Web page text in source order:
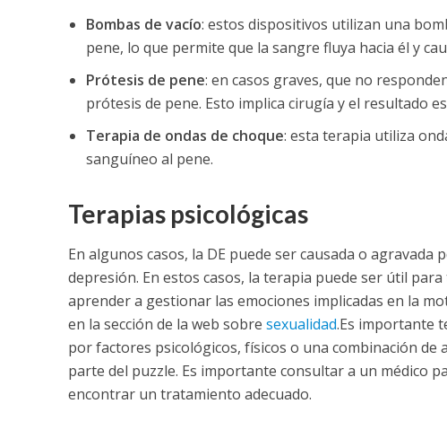
Bombas de vacío: estos dispositivos utilizan una
pene, lo que permite que la sangre fluya hacia él y
Prótesis de pene: en casos graves, que no
prótesis de pene. Esto implica cirugía y el resultado
Terapia de ondas de choque: esta terapia utiliza
sanguíneo al pene.
Terapias psicológicas
En algunos casos, la DE puede ser causada o
depresión. En estos casos, la terapia puede ser útil
aprender a gestionar las emociones implicadas en la
en la sección de la web sobre sexualidad.Es importante
por factores psicológicos, físicos o una combinación
parte del puzzle. Es importante consultar a un médico
encontrar un tratamiento adecuado.